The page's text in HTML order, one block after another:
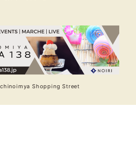
Shopping Street